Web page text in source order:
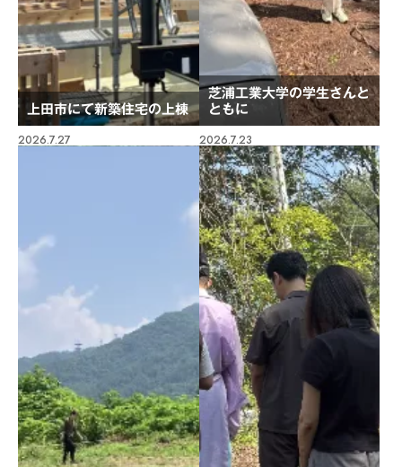
上田市にて新築住宅の上棟
芝浦工業大学の学生さんと
ともに
2026.7.27 2026.7.23